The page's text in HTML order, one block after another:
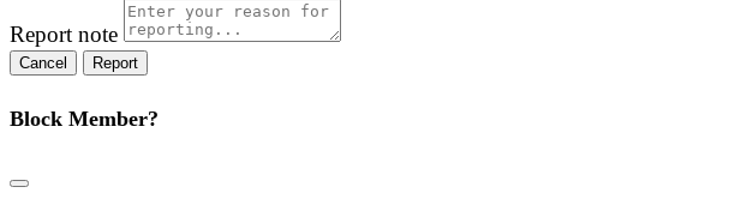
Report note
Report
Block Member?